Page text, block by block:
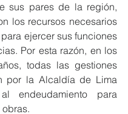
sus pares de la región,
los recursos necesarios
ejercer sus funciones
Por esta razón, en los
todas las gestiones
por la Alcaldía de Lima
endeudamiento para